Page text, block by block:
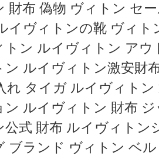
財布 偽物 ヴィトン セ
イヴィトンの靴 ヴィト
トン ルイヴィトン アウ
ン ルイヴィトン激安財
れ タイガ ルイヴィト
ン ルイヴィトン 財布
公式 財布 ルイヴィトン
ブランド ヴィトン ベ